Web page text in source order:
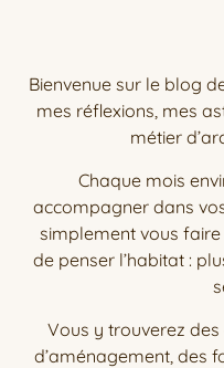
Bienvenue sur le blog
mes réflexions, mes
métier
Chaque mois
accompagner dans
simplement vous
de penser l’habitat :
Vous y trouverez
d’aménagement, des